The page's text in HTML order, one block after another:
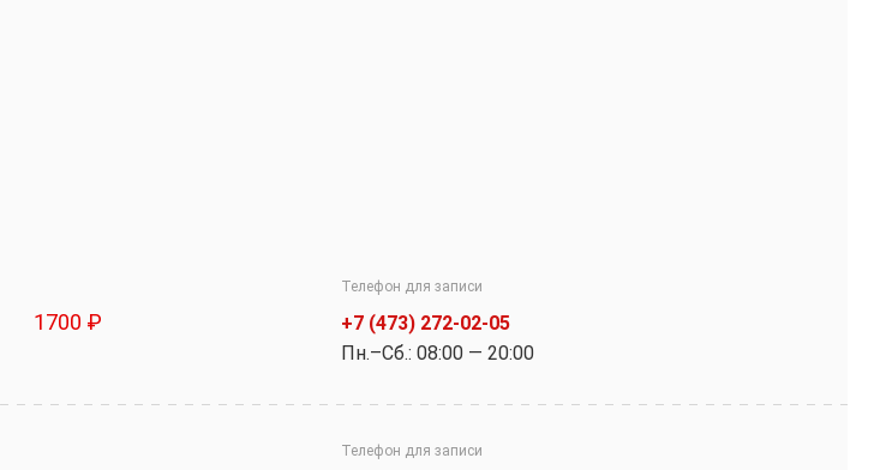
1700 ₽
Телефон для записи
+7 (473) 272-02-05
Пн.–Cб.: 08:00 — 20:00
Телефон для записи